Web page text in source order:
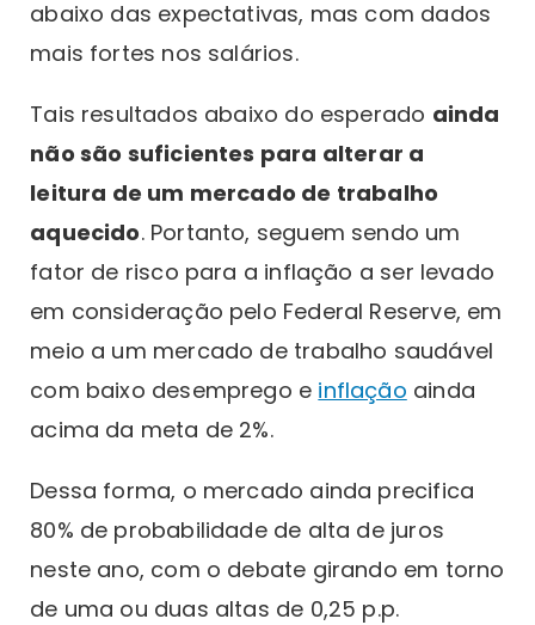
abaixo das expectativas, mas com dados
mais fortes nos salários.
Tais resultados abaixo do esperado ainda
não são suficientes para alterar a
leitura de um mercado de trabalho
aquecido. Portanto, seguem sendo um
fator de risco para a inflação a ser levado
em consideração pelo Federal Reserve, em
meio a um mercado de trabalho saudável
com baixo desemprego e inflação ainda
acima da meta de 2%.
Dessa forma, o mercado ainda precifica
80% de probabilidade de alta de juros
neste ano, com o debate girando em torno
de uma ou duas altas de 0,25 p.p.